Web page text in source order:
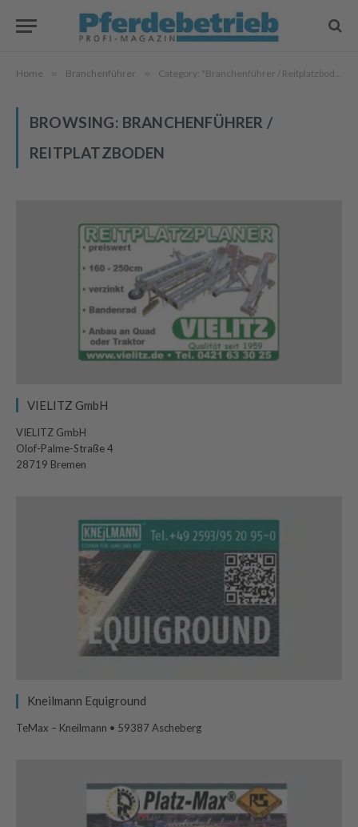
Home » Branchenführer » Category: "Branchenführer / Reitplatzboden"
BROWSING: BRANCHENFÜHRER /
REITPLATZBODEN
VIELITZ GmbH
VIELITZ GmbH
Olof-Palme-Straße 4
28719 Bremen
Kneilmann Equiground
TeMax – Kneilmann • 59387 Ascheberg